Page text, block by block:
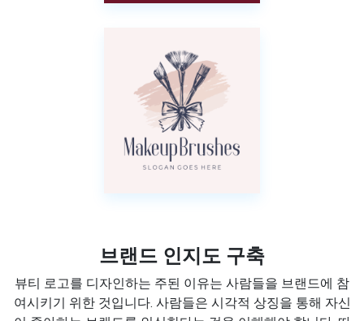
브랜드 인지도 구축
뷰티 로고를 디자인하는 주된 이유는 사람들을 브랜드에 참
여시키기 위한 것입니다. 사람들은 시각적 상징을 통해 자신